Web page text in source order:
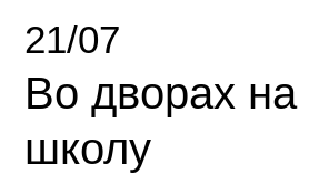
21/07
Во дворах
школу